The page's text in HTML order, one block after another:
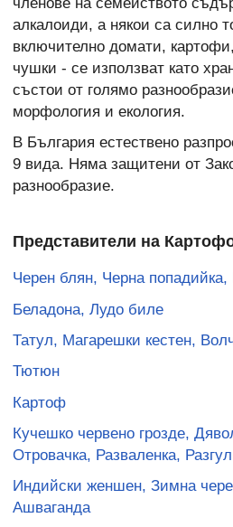
алкалоиди, а някои са силно
включително домати,
чушки - се използват като
състои от голямо
морфология и екология.
В България естествено
9 вида. Няма защитени от
разнообразие.
Представители на
Черен блян, Черна
Беладона, Лудо биле
Татул, Магарешки кестен,
Тютюн
Картоф
Кучешко червено грозде,
Отровачка, Разваленка, Разгул
Индийски женшен, Зимна
Ашваганда